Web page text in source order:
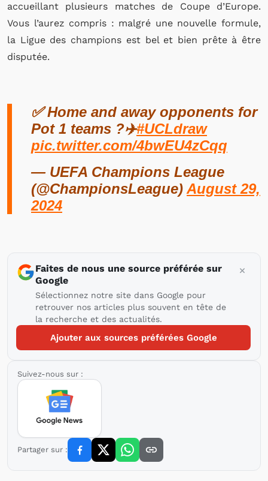
accueillant plusieurs matches de Coupe d’Europe.
Vous l’aurez compris : malgré une nouvelle formule,
la Ligue des champions est bel et bien prête à être
disputée.
✅ Home and away opponents for
Pot 1 teams ?✈️#UCLdraw
pic.twitter.com/4bwEU4zCqq
— UEFA Champions League
(@ChampionsLeague) August 29,
2024
Faites de nous une source préférée sur
Google
Sélectionnez notre site dans Google pour
retrouver nos articles plus souvent en tête de
la recherche et des actualités.
Ajouter aux sources préférées Google
Suivez-nous sur :
Partager sur :